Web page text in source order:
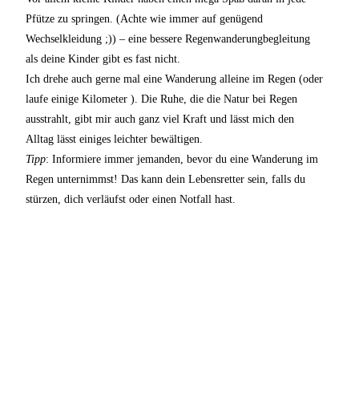
Pfütze zu springen. (Achte wie immer auf genügend
Wechselkleidung ;)) – eine bessere Regenwanderungbegleitung
als deine Kinder gibt es fast nicht.
Ich drehe auch gerne mal eine Wanderung alleine im Regen (oder
laufe einige Kilometer ). Die Ruhe, die die Natur bei Regen
ausstrahlt, gibt mir auch ganz viel Kraft und lässt mich den
Alltag lässt einiges leichter bewältigen.
Tipp: Informiere immer jemanden, bevor du eine Wanderung im
Regen unternimmst! Das kann dein Lebensretter sein, falls du
stürzen, dich verläufst oder einen Notfall hast.